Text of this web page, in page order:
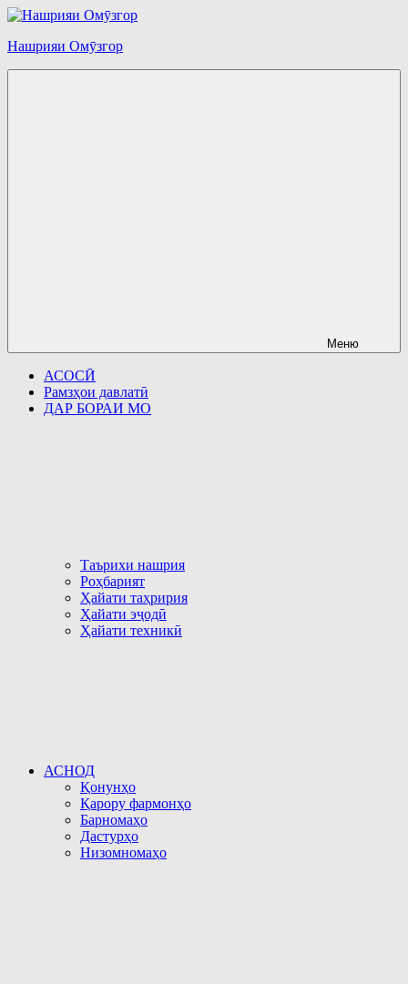
Перейти
содержимому
Нашрияи Омӯзгор
Меню
АСОСӢ
Рамзҳои давлатӣ
ДАР БОРАИ МО
Таърихи нашрия
Роҳбарият
Ҳайати таҳририя
Ҳайати эҷодӣ
Ҳайати техникӣ
АСНОД
Қонунҳо
Қарору фармонҳо
Барномаҳо
Дастурҳо
Низомномаҳо